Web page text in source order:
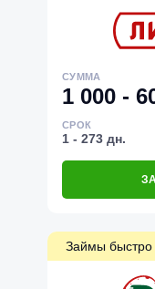
СУММА
1 000 -
СРОК
1 - 273 дн.
Займы быстро